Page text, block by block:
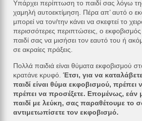
Υπάρχει περίπτωση το παιδί σας λόγω
χαμηλή αυτοεκτίμηση. Πέρα απ’ αυτό ο
μπορεί να τον/την κάνει να σκεφτεί το
περισσότερες περιπτώσεις, ο εκφοβισμός
παιδί σας να μισήσει τον εαυτό του ή
σε ακραίες πράξεις.
Πολλά παιδιά είναι θύματα εκφοβισμού
κρατάνε κρυφό. Έτσι, για να
παιδί είναι θύμα εκφοβισμού, πρέπει
πρέπει να προσέξετε. Επομένως, εάν
παιδί με λεύκη, σας παραθέτουμε το
αντιμετωπίσετε τον εκφοβισμό.